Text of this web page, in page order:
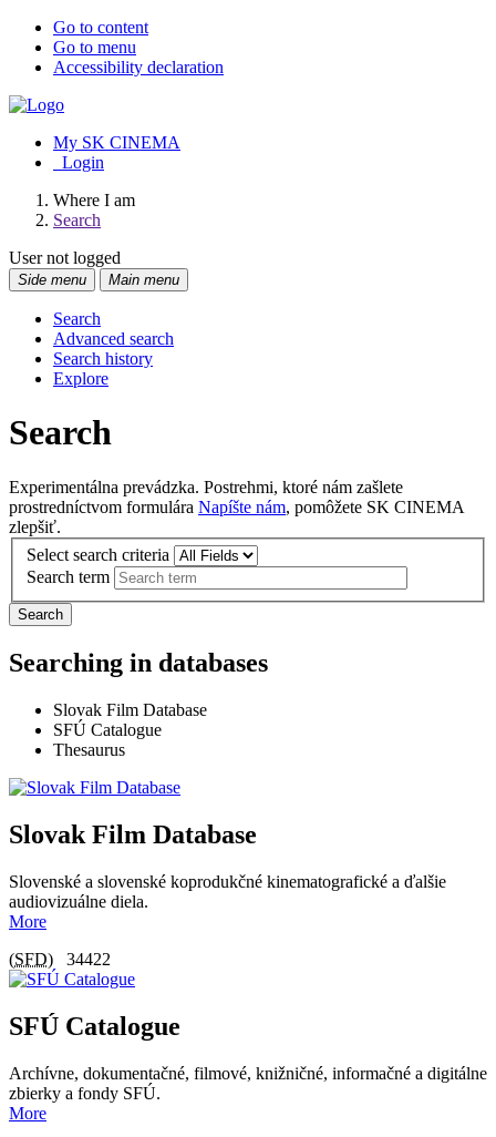
Go to content
Go to menu
Accessibility declaration
My SK CINEMA
Login
Where I am
Search
User not logged
Side menu Main menu
Search
Advanced search
Search history
Explore
Search
Experimentálna prevádzka. Postrehmi, ktoré nám zašlete
prostredníctvom formulára Napíšte nám, pomôžete SK CINEMA
zlepšiť.
Select search criteria
Search term
Search
Searching in databases
Slovak Film Database
SFÚ Catalogue
Thesaurus
Slovak Film Database
Slovenské a slovenské koprodukčné kinematografické a ďalšie
audiovizuálne diela.
More
(SFD) 34422
SFÚ Catalogue
Archívne, dokumentačné, filmové, knižničné, informačné a digitálne
zbierky a fondy SFÚ.
More